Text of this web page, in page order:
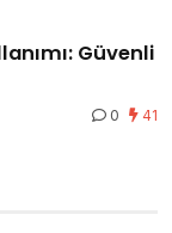
Güvenli
0 41